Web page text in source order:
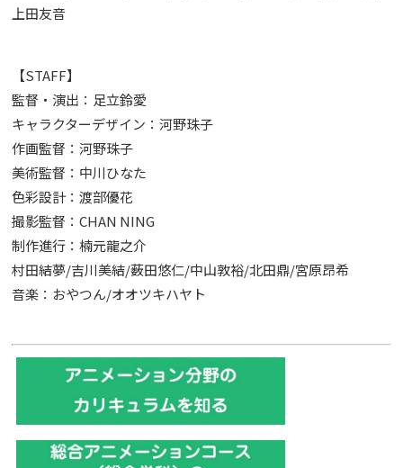
上田友音
【STAFF】
監督・演出：足立鈴愛
キャラクターデザイン：河野珠子
作画監督：河野珠子
美術監督：中川ひなた
色彩設計：渡部優花
撮影監督：CHAN NING
制作進行：楠元龍之介
村田結夢/吉川美結/薮田悠仁/中山敦裕/北田鼎/宮原昂希
音楽：おやつん/オオツキハヤト